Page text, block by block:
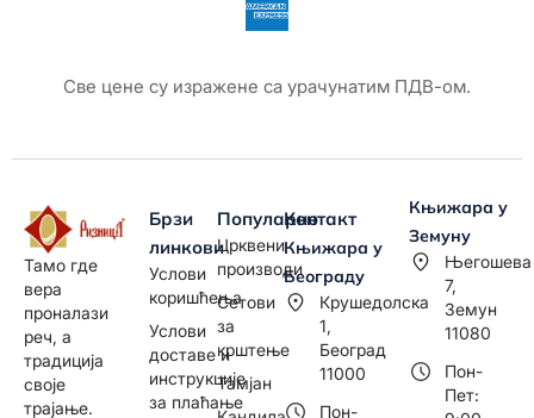
Све цене су изражене са урачунатим ПДВ-ом.
Тамо где
вера
проналази
реч, а
традиција
своје
трајање.
Брзи
линкови
Услови
коришћења
Услови
доставе и
инструкције
за плаћање
Популарно
Црквени
производи
Сетови
за
крштење
Тамјан
Контакт
Књижара у
Београду
Крушедолска
1,
Београд
11000
Пон-
Књижара у
Земуну
Његошева
7,
Земун
11080
Пон-
Пет: